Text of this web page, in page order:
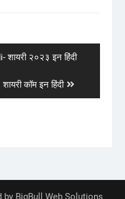
२०२३ इन हिंदी
कॉम इन हिंदी
BigBull Web Solutions